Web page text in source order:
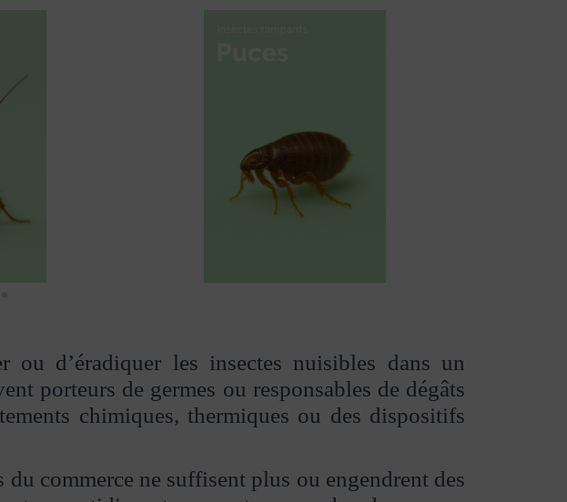
ou d’éradiquer les insectes nuisibles dans un
porteurs de germes ou responsables de dégâts
chimiques, thermiques ou des dispositifs
commerce ne suffisent plus ou engendrent des